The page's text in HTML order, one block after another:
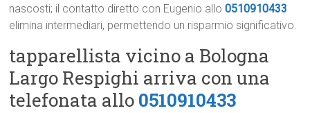
nascosti; il contatto diretto con Eugenio allo0510910433
elimina intermediari, permettendo un risparmio significativo.
tapparellista vicino a Bologna
Largo Respighi arriva con una
telefonata allo 0510910433